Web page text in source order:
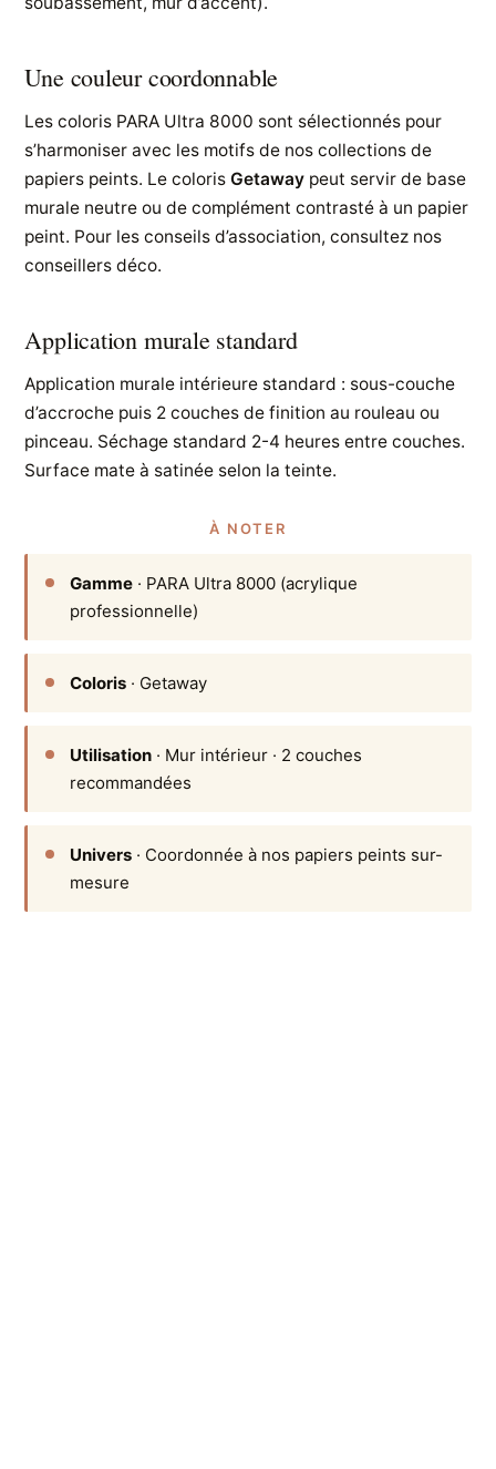
Une couleur coordonnable
Les coloris PARA Ultra 8000 sont sélectionnés pour
s’harmoniser avec les motifs de nos collections de
papiers peints. Le colorisGetaway peut servir de base
murale neutre ou de complément contrasté à un papier
peint. Pour les conseils d’association, consultez nos
conseillers déco.
Application murale standard
Application murale intérieure standard : sous-couche
d’accroche puis 2 couches de finition au rouleau ou
pinceau. Séchage standard 2-4 heures entre couches.
Surface mate à satinée selon la teinte.
À NOTER
Gamme · PARA Ultra 8000 (acrylique
professionnelle)
Coloris · Getaway
Utilisation · Mur intérieur · 2 couches
recommandées
Univers · Coordonnée à nos papiers peints sur-
mesure